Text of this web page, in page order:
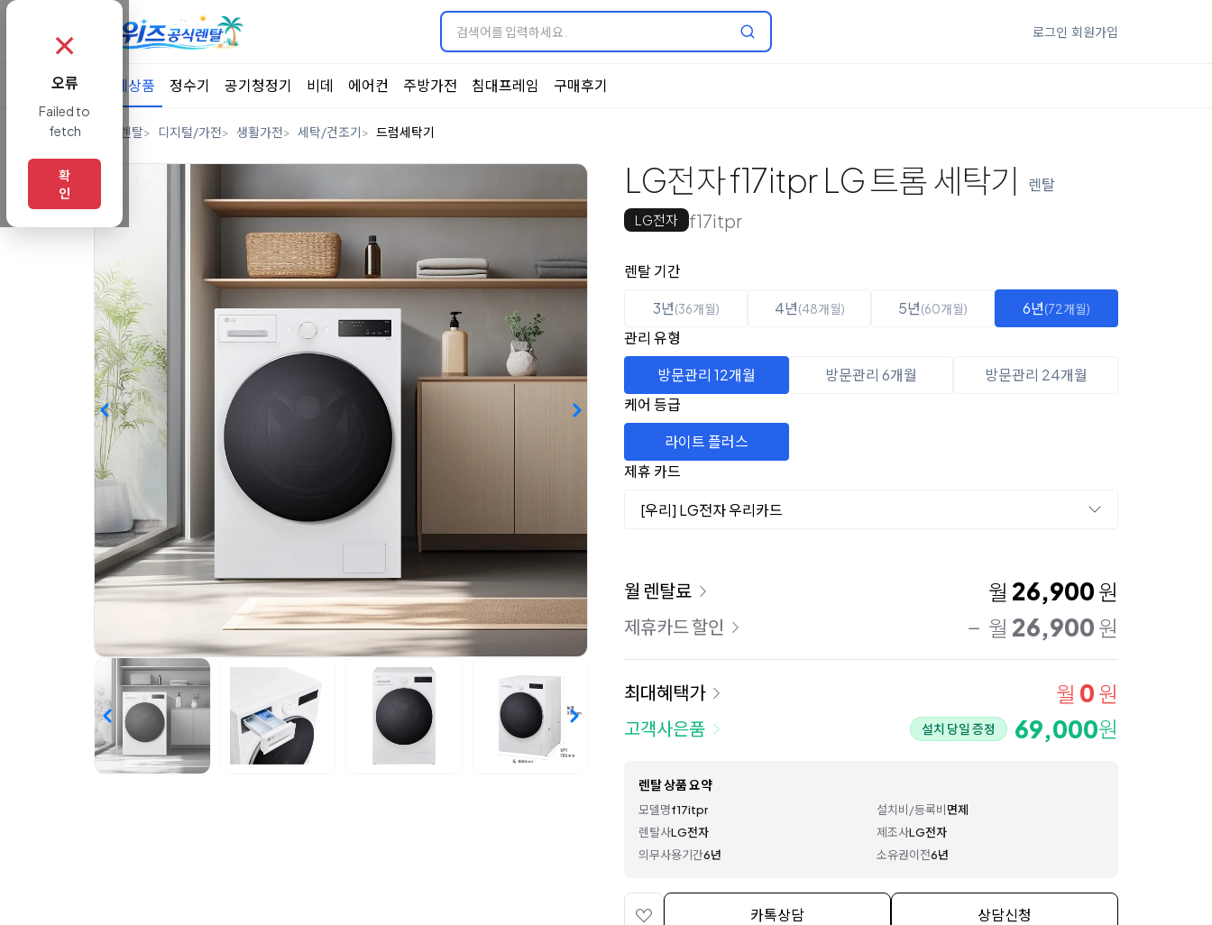
로그인 회원가입
전체상품 정수기 공기청정기 비데 에어컨 주방가전 침대프레임 구매후기
렌탈 디지털/가전 생활가전 세탁/건조기 드럼세탁기
LG전자 f17itpr LG 트롬 세탁기 렌탈
LG전자 f17itpr
옵션 선택
렌탈 선택
렌탈 기간
3년(36개월) 4년(48개월) 5년(60개월) 6년(72개월)
관리 유형
방문관리 12개월
방문관리 6개월
방문관리 24개월
케어 등급
라이트 플러스
제휴 카드
[우리] LG전자 우리카드
이용 요금
월 렌탈료 월 26,900 원
제휴카드 할인 월 26,900 원
최대혜택가 월 0 원
고객사은품 설치 당일 증정 69,000원
렌탈 상품 요약
모델명f17itpr 설치비/등록비면제
렌탈사LG전자 제조사LG전자
의무사용기간6년 소유권이전6년
카톡상담 상담신청
✗
오류
Failed to
fetch
확
인